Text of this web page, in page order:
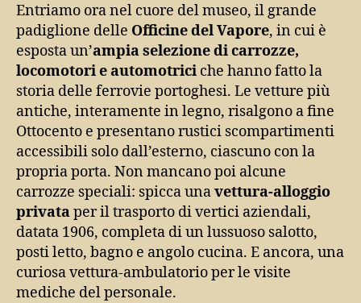
Entriamo ora nel cuore del museo, il grande
padiglione delle Officine del Vapore, in cui è
esposta un’ampia selezione di carrozze,
locomotori e automotrici che hanno fatto la
storia delle ferrovie portoghesi. Le vetture più
antiche, interamente in legno, risalgono a fine
Ottocento e presentano rustici scompartimenti
accessibili solo dall’esterno, ciascuno con la
propria porta. Non mancano poi alcune
carrozze speciali: spicca unavettura-alloggio
privataper il trasporto di vertici aziendali,
datata 1906, completa di un lussuoso salotto,
posti letto, bagno e angolo cucina. E ancora, una
curiosa vettura-ambulatorio per le visite
mediche del personale.